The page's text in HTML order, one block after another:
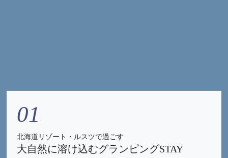
01
北海道リゾート・ルスツで過ごす
大自然に溶け込むグランピングSTAY